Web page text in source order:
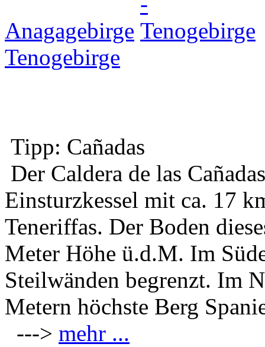
Anagagebirge
Tenogebirge
Tipp: Cañadas
Der Caldera de las
Einsturzkessel mit ca. 17
Teneriffas. Der Boden
Meter Höhe ü.d.M. Im
Steilwänden begrenzt. Im
Metern höchste Berg
---> mehr ...